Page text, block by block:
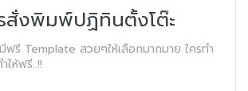
สั่งพิมพ์ปฏิทินตั้งโต๊ะ
รี Template สวยๆให้เลือกมากมาย ใครทำ
ให้ฟรี..!!